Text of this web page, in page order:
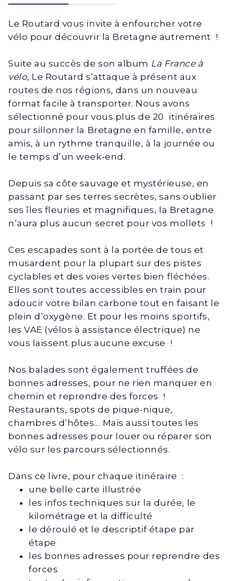
Le Routard vous invite à enfourcher votre
vélo pour découvrir la Bretagne autrement !
Suite au succès de son album La France à
vélo, Le Routard s’attaque à présent aux
routes de nos régions, dans un nouveau
format facile à transporter. Nous avons
sélectionné pour vous plus de 20 itinéraires
pour sillonner la Bretagne en famille, entre
amis, à un rythme tranquille, à la journée ou
le temps d’un week-end.
Depuis sa côte sauvage et mystérieuse, en
passant par ses terres secrètes, sans oublier
ses îles fleuries et magnifiques, la Bretagne
n’aura plus aucun secret pour vos mollets !
Ces escapades sont à la portée de tous et
musardent pour la plupart sur des pistes
cyclables et des voies vertes bien fléchées.
Elles sont toutes accessibles en train pour
adoucir votre bilan carbone tout en faisant le
plein d’oxygène. Et pour les moins sportifs,
les VAE (vélos à assistance électrique) ne
vous laissent plus aucune excuse !
Nos balades sont également truffées de
bonnes adresses, pour ne rien manquer en
chemin et reprendre des forces !
Restaurants, spots de pique-nique,
chambres d’hôtes… Mais aussi toutes les
bonnes adresses pour louer ou réparer son
vélo sur les parcours sélectionnés.
Dans ce livre, pour chaque itinéraire :
une belle carte illustrée
les infos techniques sur la durée, le
kilométrage et la difficulté
le déroulé et le descriptif étape par
étape
les bonnes adresses pour reprendre des
forces